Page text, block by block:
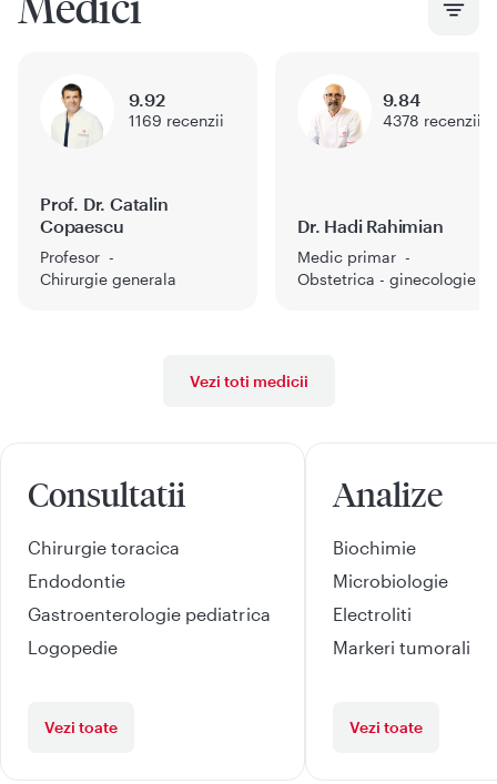
Prof. Dr. Catalin
Copaescu
Profesor
Chirurgie generala
9.92
1169 recenzii
Dr. Hadi Rahimian
Medic primar
Obstetrica - ginecologie
9.84
4378 recenzii
Vezi toti medicii
Consultatii
Chirurgie toracica
Endodontie
Gastroenterologie pediatrica
Logopedie
Vezi toate
Analize
Biochimie
Microbiologie
Electroliti
Markeri tumorali
Vezi toate